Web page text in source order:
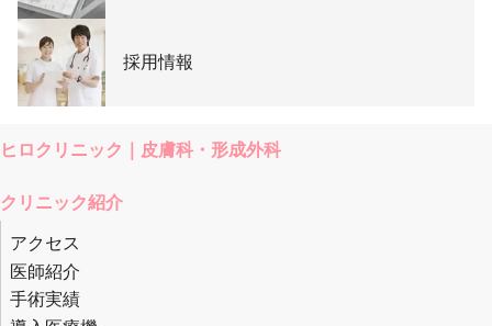
採用情報
ヒロクリニック｜皮膚科・形成外科
クリニック紹介
アクセス
医師紹介
手術実績